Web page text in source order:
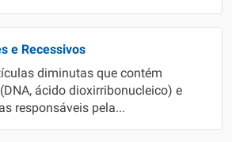
e Recessivos
diminutas que contém
ácido dioxirribonucleico) e
responsáveis pela...